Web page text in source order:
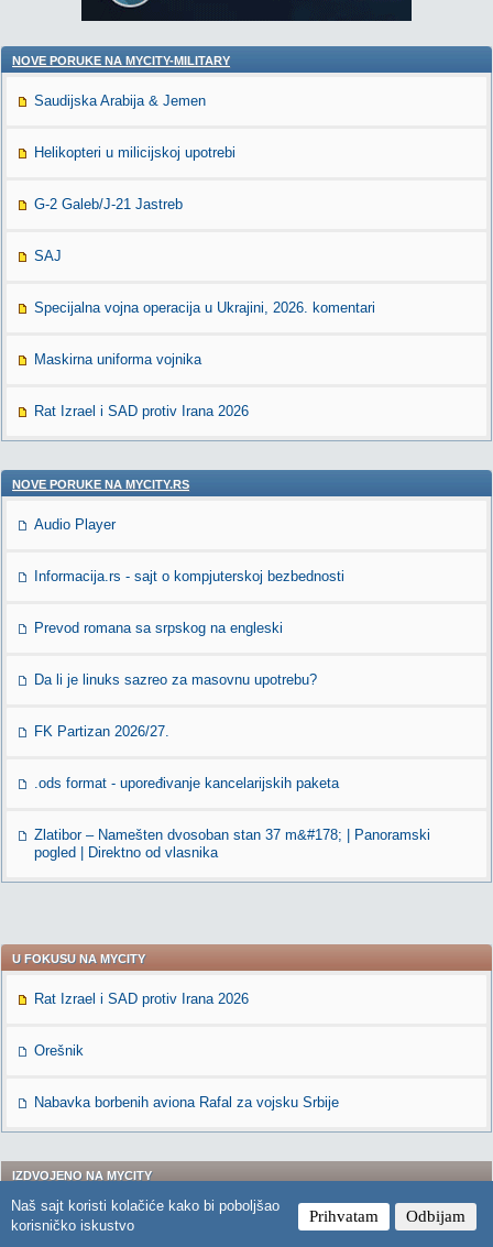
Naš sajt koristi kolačiće kako bi poboljšao
korisničko iskustvo
Prihvatam Odbijam
NOVE PORUKE NA MYCITY-MILITARY
Saudijska Arabija & Jemen
Helikopteri u milicijskoj upotrebi
G-2 Galeb/J-21 Jastreb
SAJ
Specijalna vojna operacija u Ukrajini, 2026. komentari
Maskirna uniforma vojnika
Rat Izrael i SAD protiv Irana 2026
NOVE PORUKE NA MYCITY.RS
Audio Player
Informacija.rs - sajt o kompjuterskoj bezbednosti
Prevod romana sa srpskog na engleski
Da li je linuks sazreo za masovnu upotrebu?
FK Partizan 2026/27.
.ods format - upoređivanje kancelarijskih paketa
Zlatibor – Namešten dvosoban stan 37 m&#178; | Panoramski
pogled | Direktno od vlasnika
U FOKUSU NA MYCITY
Rat Izrael i SAD protiv Irana 2026
Orešnik
Nabavka borbenih aviona Rafal za vojsku Srbije
IZDVOJENO NA MYCITY
Specijalna vojna operacija u Ukrajini, 2026. komentari